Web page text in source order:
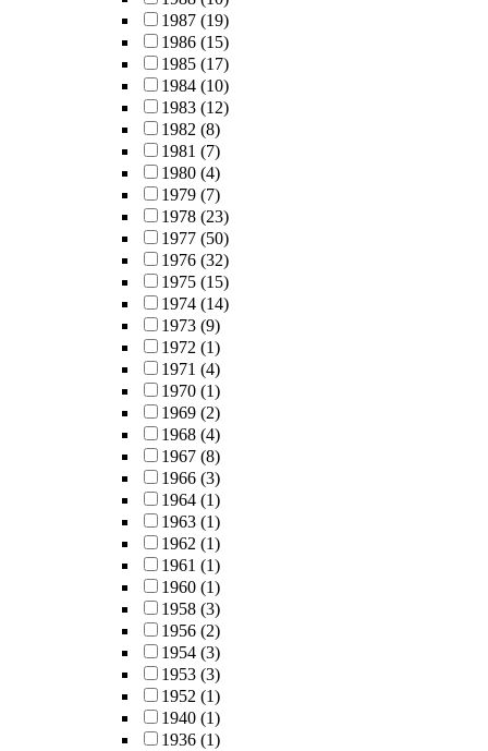
1987 (19)
1986 (15)
1985 (17)
1984 (10)
1983 (12)
1982 (8)
1981 (7)
1980 (4)
1979 (7)
1978 (23)
1977 (50)
1976 (32)
1975 (15)
1974 (14)
1973 (9)
1972 (1)
1971 (4)
1970 (1)
1969 (2)
1968 (4)
1967 (8)
1966 (3)
1964 (1)
1963 (1)
1962 (1)
1961 (1)
1960 (1)
1958 (3)
1956 (2)
1954 (3)
1953 (3)
1952 (1)
1940 (1)
1936 (1)